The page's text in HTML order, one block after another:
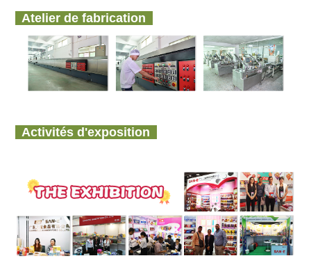
Atelier de fabrication
Activités d'exposition